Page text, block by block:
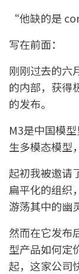
“他缺的是
写在前面：
刚刚过去的六
的内部，获得
的发布。
M3是中国模
生多模态模型
起初我被邀请
扁平化的组织
游荡其中的幽
然而在它发布
型产品如何定
起，这家公司